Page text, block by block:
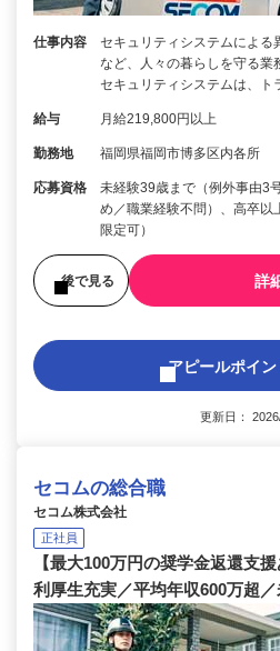
仕事内容
セキュリティシステムによる
など、人々の暮らしを守る
セキュリティシステムは、
給与 月給219,800円以上
勤務地 福岡県福岡市博多区内各所
応募資格
未経験39歳まで（例外事由3
め／職業経験不問）、高卒
限定可）
後で見る 詳
アピールポイン
更新日：
セコムの総合職
セコム株式会社
正社員
【最大100万円の奨学金返還支
利厚生充実／平均年収600万超